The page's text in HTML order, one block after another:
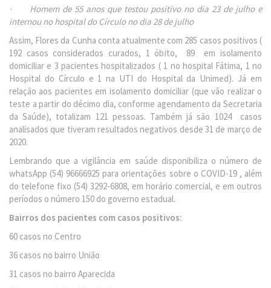
· Homem de 55 anos que testou positivo no dia 23 de julho e
internou no hospital do Círculo no dia 28 de julho
Assim, Flores da Cunha conta atualmente com 285 casos positivos (
192 casos considerados curados, 1 óbito, 89 em isolamento
domiciliar e 3 pacientes hospitalizados ( 1 no hospital Fátima, 1 no
Hospital do Círculo e 1 na UTI do Hospital da Unimed). Já em
relação aos pacientes em isolamento domiciliar (que vão realizar o
teste a partir do décimo dia, conforme agendamento da Secretaria
da Saúde), totalizam 121 pessoas. Também já são 1024 casos
analisados que tiveram resultados negativos desde 31 de março de
2020.
Lembrando que a vigilância em saúde disponibiliza o número de
whatsApp (54) 96666925 para orientações sobre o COVID-19 , além
do telefone fixo (54) 3292-6808, em horário comercial, e em outros
períodos o número 150 do governo estadual.
Bairros dos pacientes com casos positivos:
60 casos no Centro
36 casos no bairro União
31 casos no bairro Aparecida